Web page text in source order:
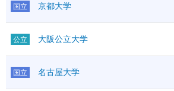
国立 京都大学
公立 大阪公立大学
国立 名古屋大学